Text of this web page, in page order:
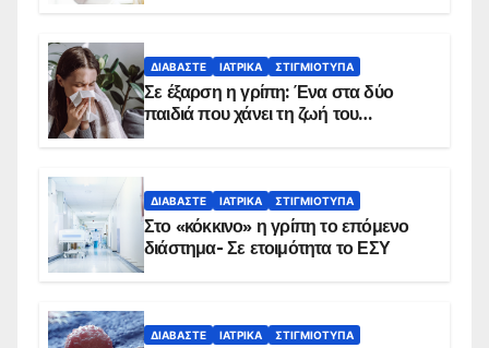
ΔΙΑΒΆΣΤΕ ΙΑΤΡΙΚΆ ΣΤΙΓΜΙΌΤΥΠΑ
Σε έξαρση η γρίπη: Ένα στα δύο
παιδιά που χάνει τη ζωή του
ΔΙΑΒΆΣΤΕ ΙΑΤΡΙΚΆ ΣΤΙΓΜΙΌΤΥΠΑ
Στο «κόκκινο» η γρίπη το επόμενο
διάστημα- Σε ετοιμότητα το ΕΣΥ
ΔΙΑΒΆΣΤΕ ΙΑΤΡΙΚΆ ΣΤΙΓΜΙΌΤΥΠΑ